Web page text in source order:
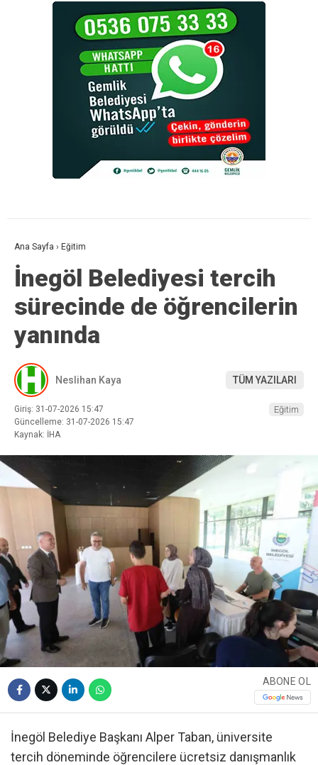
Ana Sayfa › Eğitim
İnegöl Belediyesi tercih
sürecinde de öğrencilerin
yanında
Neslihan Kaya TÜM YAZILARI
Giriş: 31-07-2026 15:47
Güncelleme: 31-07-2026 15:47
Kaynak: İHA
Eğitim
ABONE OL
İnegöl Belediye Başkanı Alper Taban, üniversite
tercih döneminde öğrencilere ücretsiz danışmanlık